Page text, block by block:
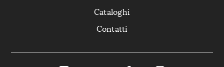
Cataloghi
Contatti